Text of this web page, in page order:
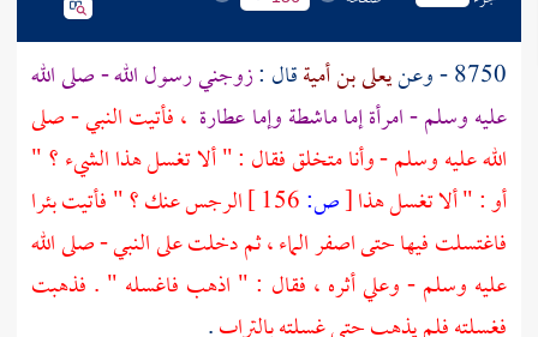
8750 - وعن يعلى بن أميةقال :زوجني رسول الله - صلى الله
عليه وسلم - امرأة إما ماشطة وإما عطارة ، فأتيت النبي - صلى
الله عليه وسلم - وأنا متخلق فقال : " ألا تغسل هذا الشيء ؟ "
أو : " ألا تغسل هذا[ص:
الرجس عنك ؟ " فأتيت بئرا
فاغتسلت فيها حتى اصفر الماء ، ثم دخلت على النبي - صلى الله
عليه وسلم - وعلي أثره ، فقال : " اذهب فاغسله " . فذهبت